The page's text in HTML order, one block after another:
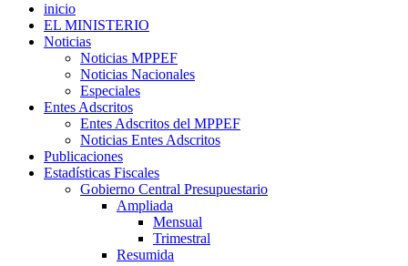
inicio
EL MINISTERIO
Noticias
Noticias MPPEF
Noticias Nacionales
Especiales
Entes Adscritos
Entes Adscritos del MPPEF
Noticias Entes Adscritos
Publicaciones
Estadísticas Fiscales
Gobierno Central Presupuestario
Ampliada
Mensual
Trimestral
Resumida